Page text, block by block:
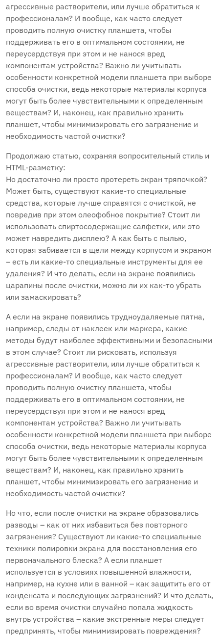
агрессивные растворители, или лучше обратиться к
профессионалам? И вообще, как часто следует
проводить полную очистку планшета, чтобы
поддерживать его в оптимальном состоянии, не
переусердствуя при этом и не нанося вред
компонентам устройства? Важно ли учитывать
особенности конкретной модели планшета при выборе
способа очистки, ведь некоторые материалы корпуса
могут быть более чувствительными к определенным
веществам? И, наконец, как правильно хранить
планшет, чтобы минимизировать его загрязнение и
необходимость частой очистки?
Продолжаю статью, сохраняя вопросительный стиль и
HTML-разметку:
Но достаточно ли просто протереть экран тряпочкой?
Может быть, существуют какие-то специальные
средства, которые лучше справятся с очисткой, не
повредив при этом олеофобное покрытие? Стоит ли
использовать спиртосодержащие салфетки, или это
может навредить дисплею? А как быть с пылью,
которая забивается в щели между корпусом и экраном
– есть ли какие-то специальные инструменты для ее
удаления? И что делать, если на экране появились
царапины после очистки, можно ли их как-то убрать
или замаскировать?
А если на экране появились трудноудаляемые пятна,
например, следы от наклеек или маркера, какие
методы будут наиболее эффективными и безопасными
в этом случае? Стоит ли рисковать, используя
агрессивные растворители, или лучше обратиться к
профессионалам? И вообще, как часто следует
проводить полную очистку планшета, чтобы
поддерживать его в оптимальном состоянии, не
переусердствуя при этом и не нанося вред
компонентам устройства? Важно ли учитывать
особенности конкретной модели планшета при выборе
способа очистки, ведь некоторые материалы корпуса
могут быть более чувствительными к определенным
веществам? И, наконец, как правильно хранить
планшет, чтобы минимизировать его загрязнение и
необходимость частой очистки?
Но что, если после очистки на экране образовались
разводы – как от них избавиться без повторного
загрязнения? Существуют ли какие-то специальные
техники полировки экрана для восстановления его
первоначального блеска? А если планшет
используется в условиях повышенной влажности,
например, на кухне или в ванной – как защитить его от
конденсата и последующих загрязнений? И что делать,
если во время очистки случайно попала жидкость
внутрь устройства – какие экстренные меры следует
предпринять, чтобы минимизировать повреждения?